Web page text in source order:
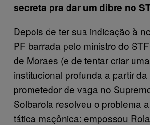
secreta pra dar um dibre no
Depois de ter sua indicação à
PF barrada pelo ministro do
de Moraes (e de tentar criar
institucional profunda a partir
prometedor de vaga no
Solbarola resolveu o problema
tática maçônica: empossou